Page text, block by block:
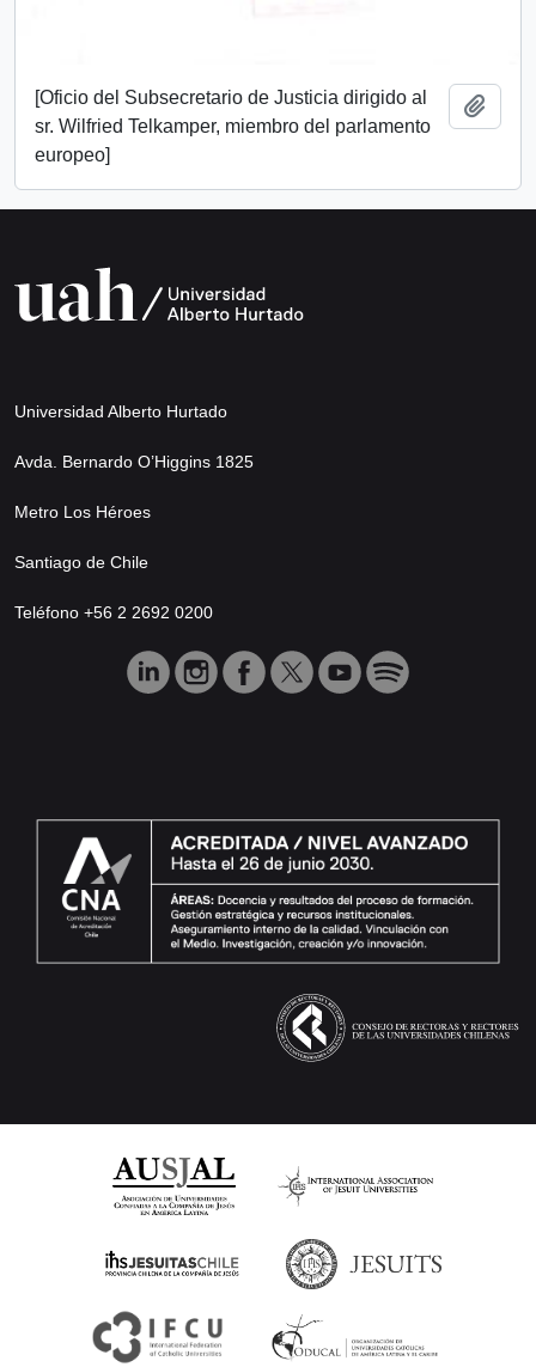
[Oficio del Subsecretario de Justicia dirigido al
sr. Wilfried Telkamper, miembro del parlamento
europeo]
Universidad Alberto Hurtado
Avda. Bernardo O’Higgins 1825
Metro Los Héroes
Santiago de Chile
Teléfono +56 2 2692 0200